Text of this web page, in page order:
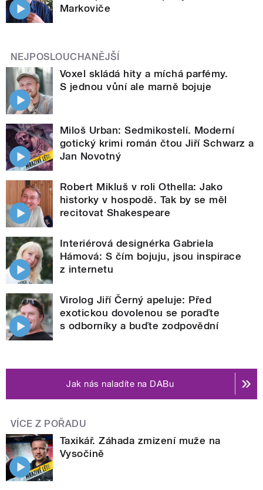
Markoviče
NEJPOSLOUCHANĚJŠÍ
Voxel skládá hity a míchá parfémy.
S jednou vůní ale marně bojuje
Miloš Urban: Sedmikostelí. Moderní
gotický krimi román čtou Jiří Schwarz a
Jan Novotný
Robert Mikluš v roli Othella: Jako
historky v hospodě. Tak by se měl
recitovat Shakespeare
Interiérová designérka Gabriela
Hámová: S čím bojuju, jsou inspirace
z internetu
Virolog Jiří Černý apeluje: Před
exotickou dovolenou se poraďte
s odborníky a buďte zodpovědní
Jak nás naladíte na DABu
VÍCE Z POŘADU
Taxikář. Záhada zmizení muže na
Vysočině